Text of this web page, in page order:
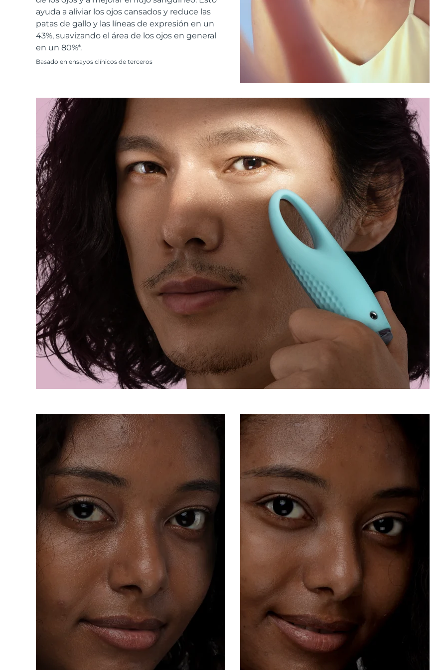
ayuda a aliviar los ojos cansados y reduce las
patas de gallo y las líneas de expresión en un
43%, suavizando el área de los ojos en general
en un 80%*.
Basado en ensayos clínicos de terceros
All acne treatment devices
All revitalizing eye massagers
Cuidado de la piel KIWI™
Advanced pore care essentials
Serum
For healthy hair
issa™ Teeth Whitening Gel
18% PAP
Cosméticos
Hombres
FOREO APP
ACERCA DE